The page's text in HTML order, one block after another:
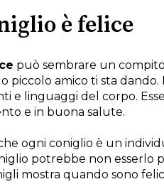
è felice
può sembrare un
piccolo amico ti sta
e linguaggi del corpo.
e in buona salute.
ogni coniglio è un
potrebbe non
mostra quando sono